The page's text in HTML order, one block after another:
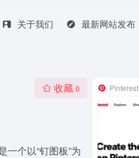
关于我们 最新网站发布
收藏 0
个以“钉图板”为
Pinterest